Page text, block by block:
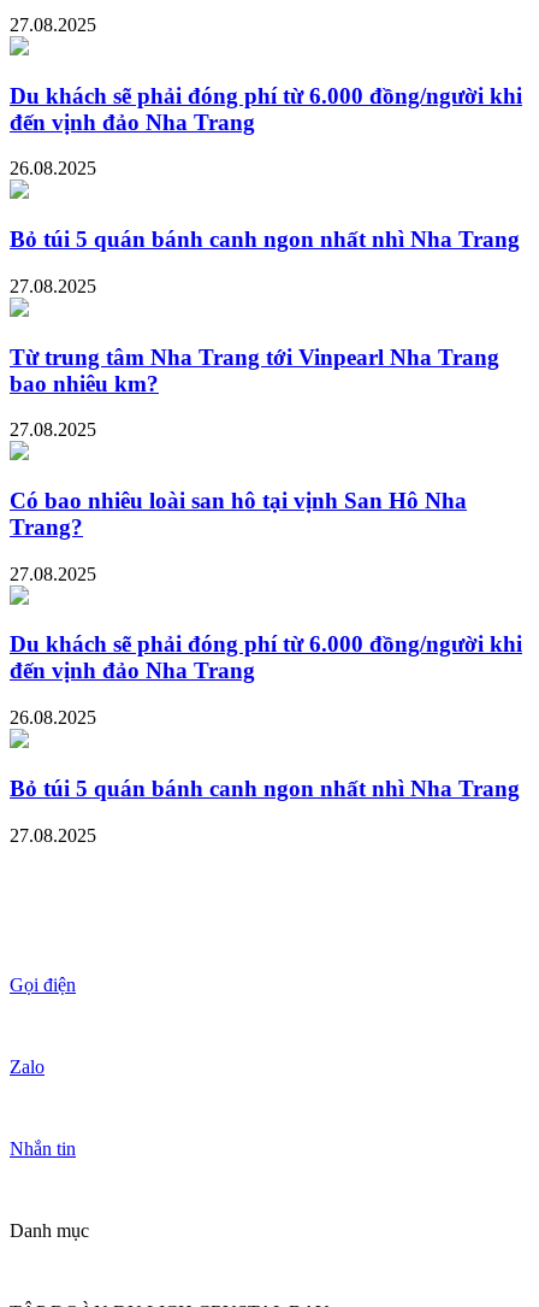
27.08.2025
Du khách sẽ phải đóng phí từ 6.000 đồng/người khi
đến vịnh đảo Nha Trang
26.08.2025
Bỏ túi 5 quán bánh canh ngon nhất nhì Nha Trang
27.08.2025
Từ trung tâm Nha Trang tới Vinpearl Nha Trang
bao nhiêu km?
27.08.2025
Có bao nhiêu loài san hô tại vịnh San Hô Nha
Trang?
27.08.2025
Du khách sẽ phải đóng phí từ 6.000 đồng/người khi
đến vịnh đảo Nha Trang
26.08.2025
Bỏ túi 5 quán bánh canh ngon nhất nhì Nha Trang
27.08.2025
Gọi điện
Zalo
Nhắn tin
Danh mục